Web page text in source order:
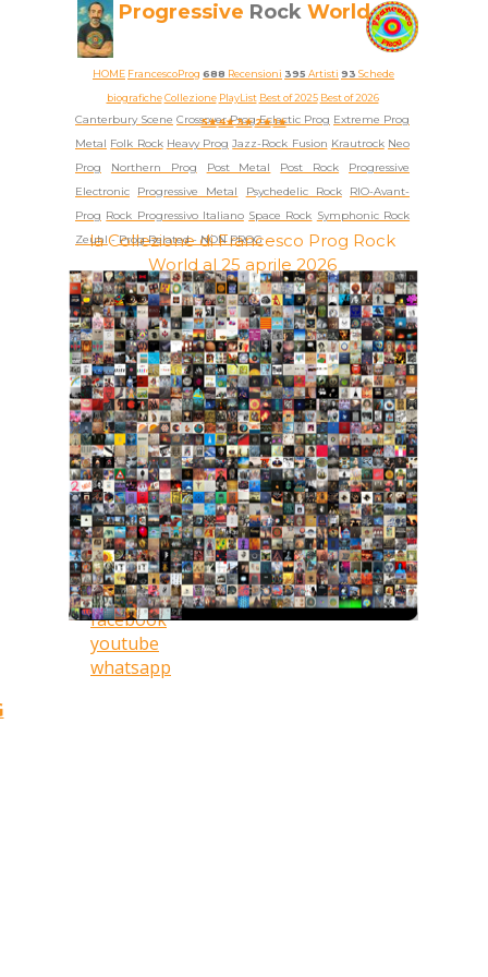
Progressive RockWorld
facebook
youtube
whatsapp
HOME FrancescoProg 688 Recensioni 395 Artisti 93 Schede
biografiche Collezione PlayList Best of 2025 Best of 2026
5★4★3★2★ 1★
Canterbury Scene Crossover Prog Eclectic Prog Extreme Prog
Metal Folk Rock Heavy Prog Jazz-Rock Fusion Krautrock Neo
Prog
Northern Prog Post Metal Post Rock
Progressive
Electronic
Progressive Metal Psychedelic Rock
RIO-Avant-
Prog Rock Progressivo Italiano Space Rock Symphonic Rock
Zeuhl-Prog Related - NON PROG
la Collezione di Francesco Prog Rock
World al 25 aprile 2026